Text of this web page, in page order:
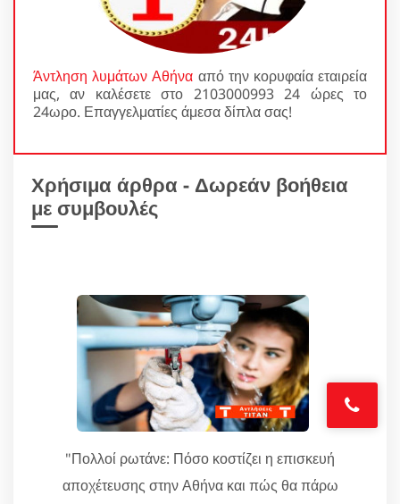
Άντληση λυμάτων Αθήνα από την κορυφαία εταιρεία
μας, αν καλέσετε στο 2103000993 24 ώρες το
24ωρο. Επαγγελματίες άμεσα δίπλα σας!
Χρήσιμα άρθρα - Δωρεάν βοήθεια
με συμβουλές
"Πολλοί ρωτάνε: Πόσο κοστίζει η επισκευή
αποχέτευσης στην Αθήνα και πώς θα πάρω